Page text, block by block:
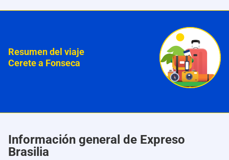
Resumen del viaje
Cerete a Fonseca
Información general de Expreso
Brasilia